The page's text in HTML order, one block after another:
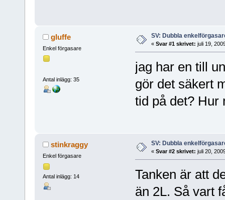
gluffe
Enkel förgasare
Antal inlägg: 35
SV: Dubbla
« Svar #1 skrivet: juli 19,
jag har en till
gör det säkert
tid på det? Hur
stinkraggy
Enkel förgasare
Antal inlägg: 14
SV: Dubbla
« Svar #2 skrivet: juli 20,
Tanken är att
än 2L. Så vart